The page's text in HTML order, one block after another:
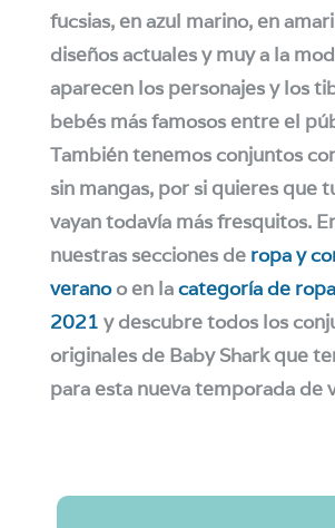
fucsias, en azul marino, en
diseños actuales y muy a la
aparecen los personajes y los
bebés más famosos entre el
También tenemos conjuntos
sin mangas, por si quieres que
vayan todavía más fresquitos.
nuestras secciones de ropa y
veranoo en lacategoría de
2021 y descubre todos los
originales de Baby Shark que
para esta nueva temporada de